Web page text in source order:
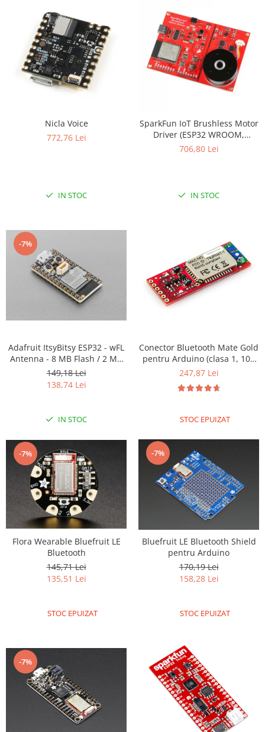
Nicla Voice
772,76 Lei
IN STOC
SparkFun IoT Brushless Motor
Driver (ESP32 WROOM,
TMC6300)
706,80 Lei
IN STOC
-7%
Adafruit ItsyBitsy ESP32 - wFL
Antenna - 8 MB Flash / 2 MB
PSRAM
149,18 Lei
138,74 Lei
IN STOC
Conector Bluetooth Mate Gold
pentru Arduino (clasa 1, 100
metri)
247,87 Lei
STOC EPUIZAT
-7%
Flora Wearable Bluefruit LE
Bluetooth
145,71 Lei
135,51 Lei
STOC EPUIZAT
-7%
Bluefruit LE Bluetooth Shield
pentru Arduino
170,19 Lei
158,28 Lei
STOC EPUIZAT
-7%